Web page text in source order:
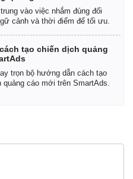
vào việc nhắm đúng đối
cảnh và thời điểm để tối ưu.
tạo chiến dịch quảng
trọn bộ hướng dẫn cách tạo
quảng cáo mới trên SmartAds.